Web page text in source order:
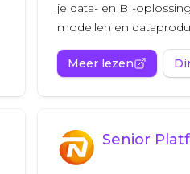
je data- en BI-
modellen en
Meer lezen
Senior